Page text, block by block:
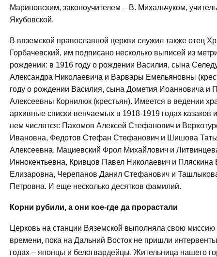
Мариновским, законоучителем – В. Михальчуком,
Якубовской.
В вяземской православной церкви служил также отец
Горбачевский, им подписано несколько выписей из
рождении: в 1916 году о рождении Василия, сына
Александра Николаевича и Варвары Емельяновны
году о рождении Василия, сына Дометия Иоанновича и
Алексеевны Корнилюк (крестьян). Имеется в ведении
архивные списки венчаемых в 1918-1919 годах казаков
нем числятся: Пахомов Алексей Стефанович и
Ивановна, Федотов Стефан Стефанович и Шишова
Алексеевна, Мациевский Фрол Михайлович и
Иннокентьевна, Кривцов Павел Николаевич и Пляскина
Елизаровна, Черепанов Данил Стефанович и
Петровна. И еще несколько десятков фамилий.
Корни рубили, а они кое-где да прорастали
Церковь на станции Вяземской выполняла свою миссию
времени, пока на Дальний Восток не пришли
годах – японцы и белогвардейцы. Жительница нашего